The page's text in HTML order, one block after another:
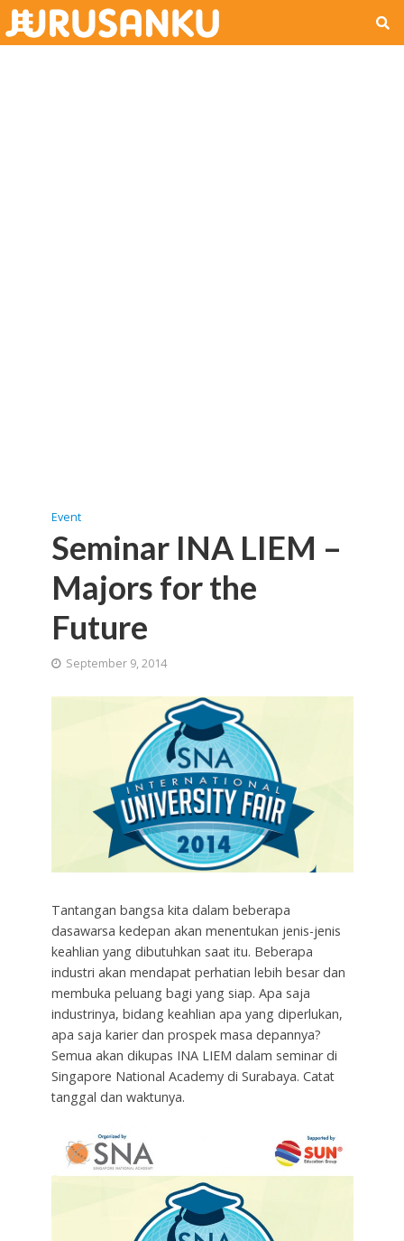
Event
Seminar INA LIEM –
Majors for the
Future
September 9, 2014
Tantangan bangsa kita dalam beberapa
dasawarsa kedepan akan menentukan jenis-jenis
keahlian yang dibutuhkan saat itu. Beberapa
industri akan mendapat perhatian lebih besar dan
membuka peluang bagi yang siap. Apa saja
industrinya, bidang keahlian apa yang diperlukan,
apa saja karier dan prospek masa depannya?
Semua akan dikupas INA LIEM dalam seminar di
Singapore National Academy di Surabaya. Catat
tanggal dan waktunya.